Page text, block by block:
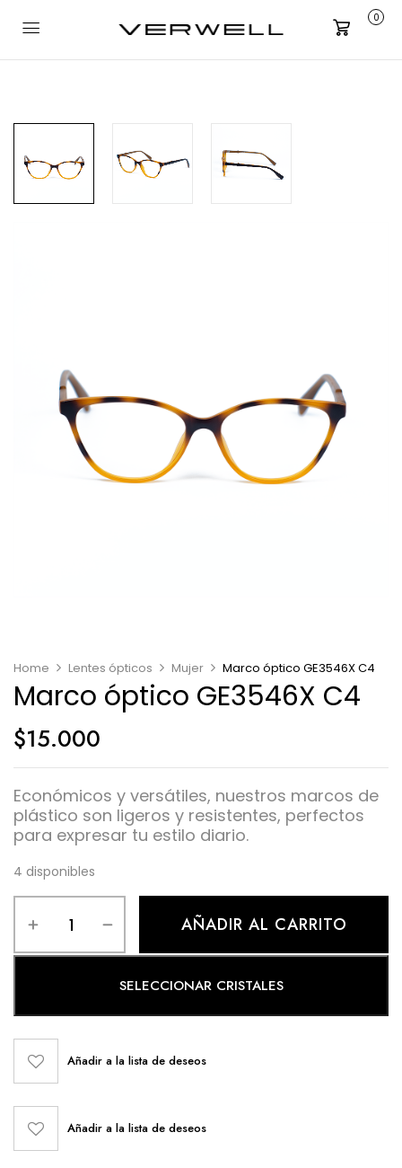
Carrito
0
Home Lentes ópticos Mujer Marco óptico GE3546X C4
Marco óptico GE3546X C4
$15.000
Económicos y versátiles, nuestros marcos de
plástico son ligeros y resistentes, perfectos
para expresar tu estilo diario.
4 disponibles
AÑADIR AL CARRITO
SELECCIONAR CRISTALES
Añadir a la lista de deseos
Añadir a la lista de deseos